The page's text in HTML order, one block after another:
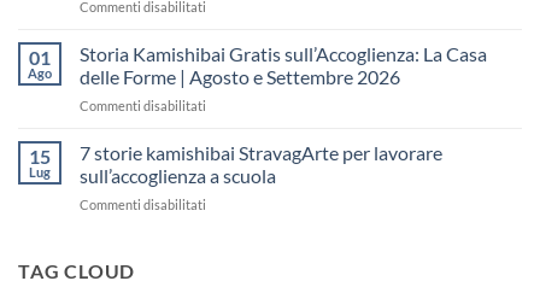
una
lezione
dell’Accoglienza:
Giorni
Commenti disabilitati
Kamishibai
Gratis
da
sceglierle
01
Ago
Storia Kamishibai Gratis sull’Accoglienza: La Casa
delle Forme | Agosto e Settembre 2026
Commenti disabilitati
Kamishibai
Gratis
sull’Accoglienza:
15
Lug
7 storie kamishibai StravagArte per lavorare
sull’accoglienza a scuola
Commenti disabilitati
TAG CLOUD